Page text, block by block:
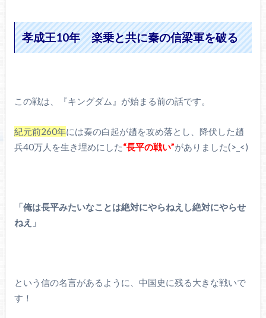
孝成王10年 楽乗と共に秦の信梁軍を破る
この戦は、『キングダム』が始まる前の話です。
紀元前260年には秦の白起が趙を攻め落とし、降伏した趙
兵40万人を生き埋めにした“長平の戦い”がありました(>_<)
「俺は長平みたいなことは絶対にやらねえし絶対にやらせ
ねえ」
という信の名言があるように、中国史に残る大きな戦いで
す！